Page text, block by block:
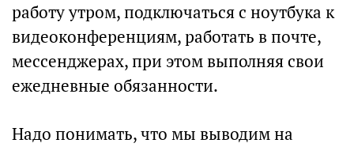
работу утром, подключаться с ноутбука к
видеоконференциям, работать в почте,
мессенджерах, при этом выполняя свои
ежедневные обязанности.
Надо понимать, что мы выводим на